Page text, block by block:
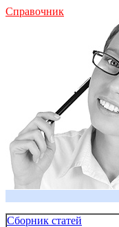
Справочник
Сборник статей